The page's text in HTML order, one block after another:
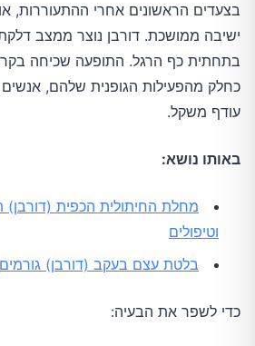
בצעדים הראשונים אחרי ההתעוררות,
ישיבה ממושכת. דורבן נוצר ממצב
בתחתית כף הרגל. התופעה שכיחה
כחלק מהפעילות הגופנית שלהם, אנשים
עודף משקל.
באותו נושא:
מחלת החיתולית הכפית (דורבן)
וטיפולים
בלטת עצם בעקב (דורבן)
כדי לשפר את הבעיה: